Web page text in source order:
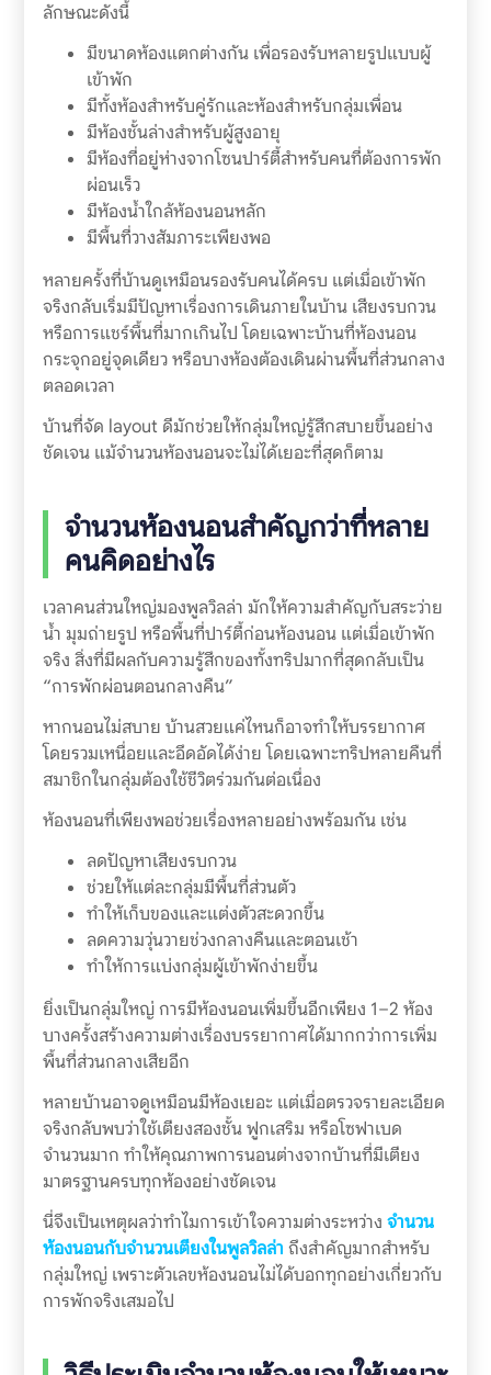
ลักษณะดังนี้
มีขนาดห้องแตกต่างกัน เพื่อรองรับหลายรูปแบบผู้
เข้าพัก
มีทั้งห้องสำหรับคู่รักและห้องสำหรับกลุ่มเพื่อน
มีห้องชั้นล่างสำหรับผู้สูงอายุ
มีห้องที่อยู่ห่างจากโซนปาร์ตี้สำหรับคนที่ต้องการพัก
ผ่อนเร็ว
มีห้องน้ำใกล้ห้องนอนหลัก
มีพื้นที่วางสัมภาระเพียงพอ
หลายครั้งที่บ้านดูเหมือนรองรับคนได้ครบ แต่เมื่อเข้าพัก
จริงกลับเริ่มมีปัญหาเรื่องการเดินภายในบ้าน เสียงรบกวน
หรือการแชร์พื้นที่มากเกินไป โดยเฉพาะบ้านที่ห้องนอน
กระจุกอยู่จุดเดียว หรือบางห้องต้องเดินผ่านพื้นที่ส่วนกลาง
ตลอดเวลา
บ้านที่จัด layout ดีมักช่วยให้กลุ่มใหญ่รู้สึกสบายขึ้นอย่าง
ชัดเจน แม้จำนวนห้องนอนจะไม่ได้เยอะที่สุดก็ตาม
จำนวนห้องนอนสำคัญกว่าที่หลาย
คนคิดอย่างไร
เวลาคนส่วนใหญ่มองพูลวิลล่า มักให้ความสำคัญกับสระว่าย
น้ำ มุมถ่ายรูป หรือพื้นที่ปาร์ตี้ก่อนห้องนอน แต่เมื่อเข้าพัก
จริง สิ่งที่มีผลกับความรู้สึกของทั้งทริปมากที่สุดกลับเป็น
“การพักผ่อนตอนกลางคืน”
หากนอนไม่สบาย บ้านสวยแค่ไหนก็อาจทำให้บรรยากาศ
โดยรวมเหนื่อยและอึดอัดได้ง่าย โดยเฉพาะทริปหลายคืนที่
สมาชิกในกลุ่มต้องใช้ชีวิตร่วมกันต่อเนื่อง
ห้องนอนที่เพียงพอช่วยเรื่องหลายอย่างพร้อมกัน เช่น
ลดปัญหาเสียงรบกวน
ช่วยให้แต่ละกลุ่มมีพื้นที่ส่วนตัว
ทำให้เก็บของและแต่งตัวสะดวกขึ้น
ลดความวุ่นวายช่วงกลางคืนและตอนเช้า
ทำให้การแบ่งกลุ่มผู้เข้าพักง่ายขึ้น
ยิ่งเป็นกลุ่มใหญ่ การมีห้องนอนเพิ่มขึ้นอีกเพียง 1–2 ห้อง
บางครั้งสร้างความต่างเรื่องบรรยากาศได้มากกว่าการเพิ่ม
พื้นที่ส่วนกลางเสียอีก
หลายบ้านอาจดูเหมือนมีห้องเยอะ แต่เมื่อตรวจรายละเอียด
จริงกลับพบว่าใช้เตียงสองชั้น ฟูกเสริม หรือโซฟาเบด
จำนวนมาก ทำให้คุณภาพการนอนต่างจากบ้านที่มีเตียง
มาตรฐานครบทุกห้องอย่างชัดเจน
นี่จึงเป็นเหตุผลว่าทำไมการเข้าใจความต่างระหว่าง จำนวน
ห้องนอนกับจำนวนเตียงในพูลวิลล่า ถึงสำคัญมากสำหรับ
กลุ่มใหญ่ เพราะตัวเลขห้องนอนไม่ได้บอกทุกอย่างเกี่ยวกับ
การพักจริงเสมอไป